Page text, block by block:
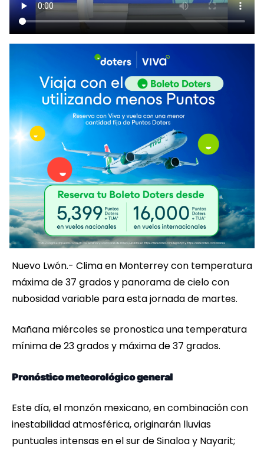
Nuevo Lwón.- Clima en Monterrey con temperatura
máxima de 37 grados y panorama de cielo con
nubosidad variable para esta jornada de martes.
Mañana miércoles se pronostica una temperatura
mínima de 23 grados y máxima de 37 grados.
Pronóstico meteorológico general
Este día, el monzón mexicano, en combinación con
inestabilidad atmosférica, originarán lluvias
puntuales intensas en el sur de Sinaloa y Nayarit;